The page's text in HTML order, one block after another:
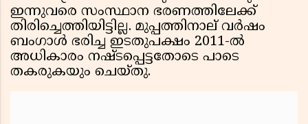
ഇന്നുവരെ സംസ്ഥാന ഭരണത്തിലേക്ക്
തിരിച്ചെത്തിയിട്ടില്ല. മുപ്പത്തിനാല് വർഷം
ബംഗാൾ ഭരിച്ച ഇടതുപക്ഷം 2011-ൽ
അധികാരം നഷ്ടപ്പെട്ടതോടെ പാടെ
തകരുകയും ചെയ്തു.